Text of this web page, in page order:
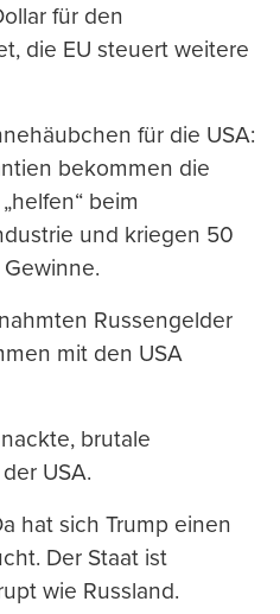
für den
die EU steuert weitere
für die USA:
bekommen die
beim
und kriegen 50
Russengelder
mit den USA
brutale
USA.
hat sich Trump einen
Der Staat ist
wie Russland.